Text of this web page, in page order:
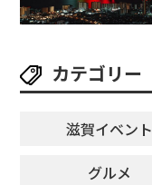
カテゴリー
滋賀イベント
グルメ